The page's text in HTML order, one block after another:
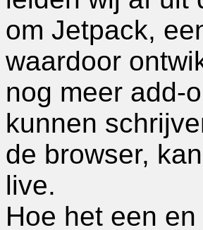
om Jetpack,
waardoor
nog meer add-
kunnen
de browser,
live.
Hoe het een